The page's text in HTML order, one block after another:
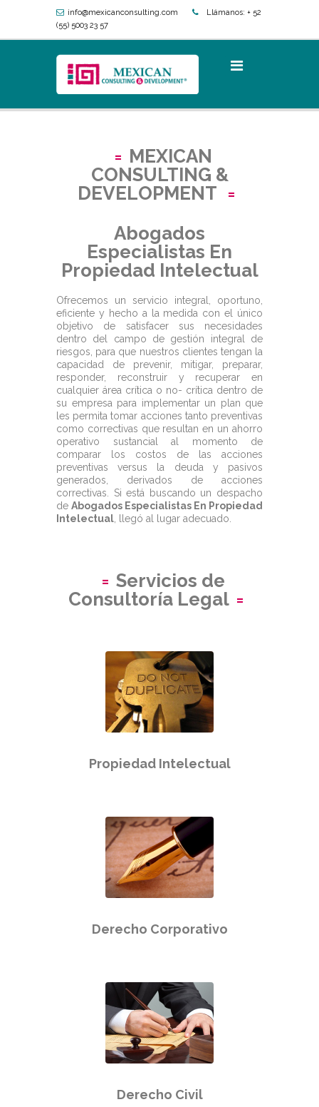
info@mexicanconsulting.com Llámanos: + 52
(55) 5003 23 57
MEXICAN
CONSULTING &
DEVELOPMENT
Abogados
Especialistas En
Propiedad Intelectual
Ofrecemos un servicio integral, oportuno,
eficiente y hecho a la medida con el único
objetivo de satisfacer sus necesidades
dentro del campo de gestión integral de
riesgos, para que nuestros clientes tengan la
capacidad de prevenir, mitigar, preparar,
responder, reconstruir y recuperar en
cualquier área crítica o no- crítica dentro de
su empresa para implementar un plan que
les permita tomar acciones tanto preventivas
como correctivas que resultan en un ahorro
operativo sustancial al momento de
comparar los costos de las acciones
preventivas versus la deuda y pasivos
generados, derivados de acciones
correctivas. Si está buscando un despacho
de Abogados Especialistas En Propiedad
Intelectual , llegó al lugar adecuado.
Servicios de
Consultoría Legal
Propiedad Intelectual
Derecho Corporativo
Derecho Civil